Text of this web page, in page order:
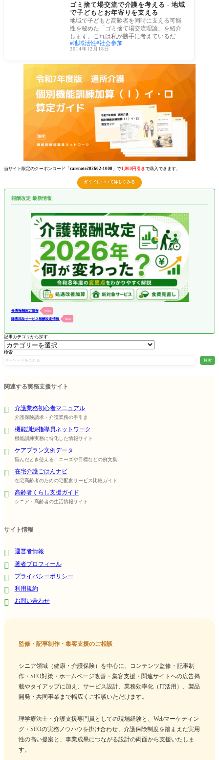
ゴミ捨て場交流で介護を考える - 地域
で子どもとお年寄りを支える
地域で子どもと高齢者を同時に支える可能
性を秘めた「ゴミ捨て場交流理論」を紹介
します。これは私が勝手に考えているだけ
です。
地域活性 社会参加
2014年12月18日
当サイト限定のクーポンコード「 carenote202602-1000 」で1,000円引きで購入できます。
ガイドについて詳しくみる
報酬改定 最新情報
介護報酬改定情報 New!
障害福祉サービス報酬改定情報 New!
記事カテゴリから探す
検索
検索
関連する実務支援サイト
介護業務初心者マニュアル
介護保険請求・介護業務の手引き
機能訓練指導員ネットワーク
機能訓練実務に特化した情報サイト
ケアプラン文例データ
悩んだとき使える、ニーズや目標などの例文集
在宅介護ごはんナビ
在宅高齢者のための宅配食サービス比較ガイド
高齢者くらし支援ガイド
シニア・高齢者の生活情報サイト
サイト情報
運営者情報
著者プロフィール
プライバシーポリシー
利用規約
お問い合わせ
監修・記事制作・集客支援のご相談
シニア領域（健康・介護保険）を中心に、コンテンツ監修・記事制
作・SEO対策・ホームページ改善・集客支援・関連サイトへの広告掲
載やタイアップに加え、サービス設計、業務効率化（IT活用）、製品
開発・共同事業まで幅広くご相談いただけます。
理学療法士・介護支援専門員としての現場経験と、Webマーケティン
グ・SEOの実務ノウハウを掛け合わせ、介護保険制度を踏まえた実用
性の高い提案と、事業成果につながる設計の両面から支援いたしま
す。